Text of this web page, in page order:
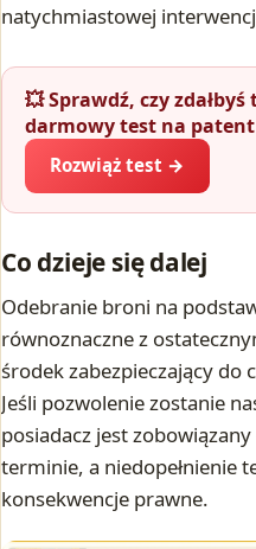
natychmiastowej
💥 Sprawdź, czy
darmowy test na
Rozwiąż test →
Co dzieje się dalej
Odebranie broni na
równoznaczne z
środek zabezpieczający do
Jeśli pozwolenie zostanie
posiadacz jest
terminie, a niedopełnienie
konsekwencje prawne.